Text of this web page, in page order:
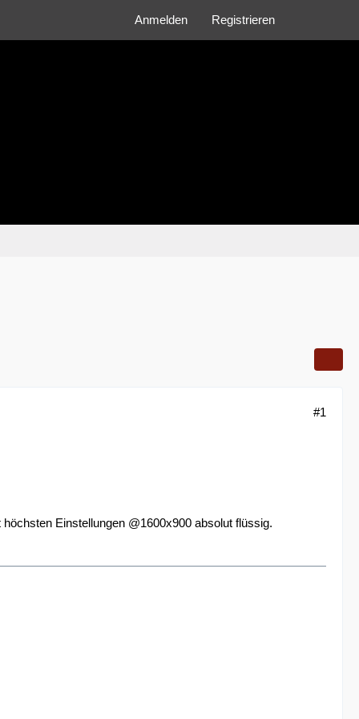
Anmelden Registrieren
#1
Einstellungen @1600x900 absolut flüssig.